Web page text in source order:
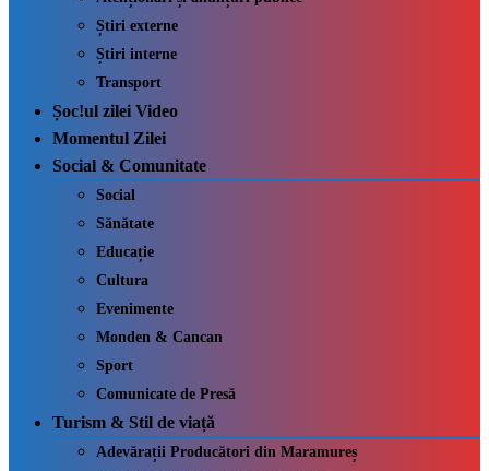
Știri externe
Știri interne
Transport
Șoc!ul zilei Video
Momentul Zilei
Social & Comunitate
Social
Sănătate
Educație
Cultura
Evenimente
Monden & Cancan
Sport
Comunicate de Presă
Turism & Stil de viață
Adevărații Producători din Maramureș